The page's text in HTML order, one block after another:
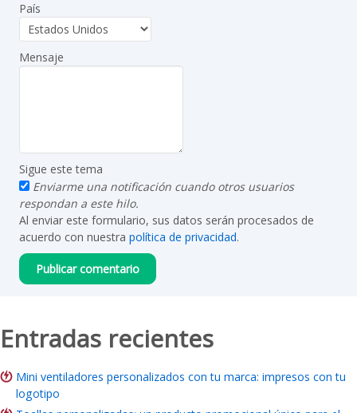
País
Mensaje
Sigue este tema
Enviarme una notificación cuando otros usuarios
respondan a este hilo.
Al enviar este formulario, sus datos serán procesados de
acuerdo con nuestra política de privacidad.
Entradas recientes
Mini ventiladores personalizados con tu marca: impresos con tu
logotipo